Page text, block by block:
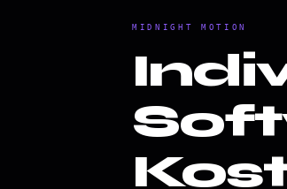
MIDNIGHT MOTION